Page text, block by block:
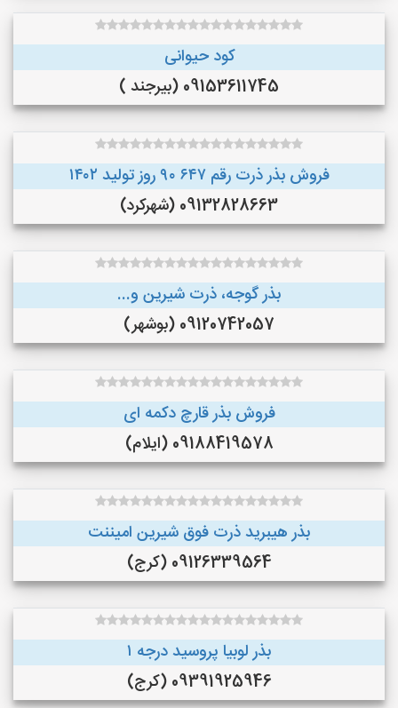
کود حیوانی
09153611745 (بیرجند )
فروش بذر ذرت رقم ۶۴۷ ۹۰ روز تولید ۱۴۰۲
09132828663 (شهرکرد)
بذر گوجه، ذرت شیرین و...
09120742057 (بوشهر)
فروش بذر قارچ دکمه ای
09188419578 (ایلام)
بذر هیبرید ذرت فوق شیرین امیننت
09126339564 (کرج)
بذر لوبیا پروسید درجه ۱
09391925946 (کرج)